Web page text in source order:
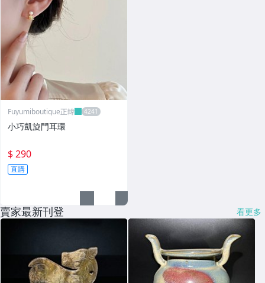
Fuyumiboutique正韓
小巧凱旋門耳環
$ 290
直購
賣家最新刊登 看更多